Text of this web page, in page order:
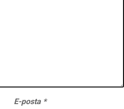
E-posta *